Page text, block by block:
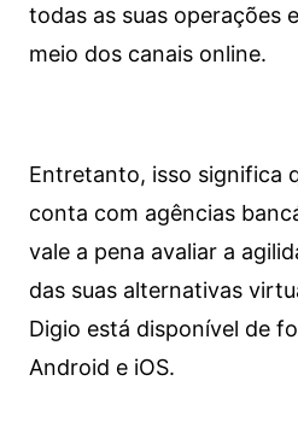
todas as suas operações
meio dos canais online.
Entretanto, isso significa
conta com agências
vale a pena avaliar a
das suas alternativas
Digio está disponível de
Android e iOS.